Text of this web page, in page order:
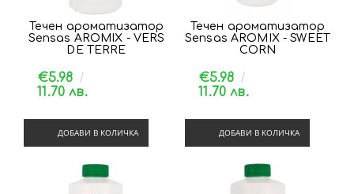
Течен ароматизатор
Sensas AROMIX - VERS
DE TERRE
€5.98
11.70 лв.
ДОБАВИ В КОЛИЧКА
Течен ароматизатор
Sensas AROMIX - SWEET
CORN
€5.98
11.70 лв.
ДОБАВИ В КОЛИЧКА